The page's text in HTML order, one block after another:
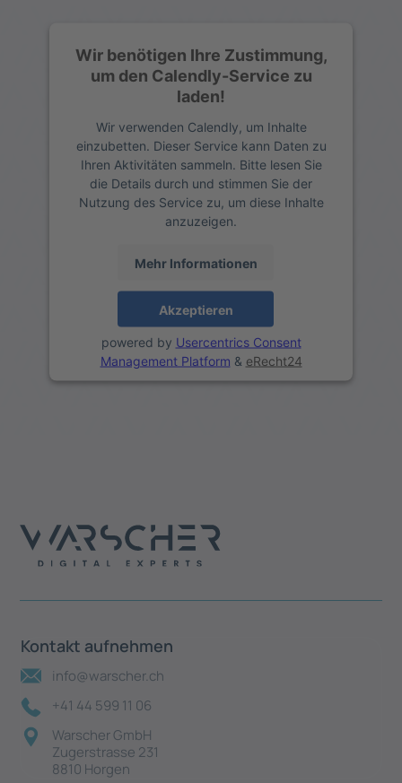
Wir benötigen Ihre Zustimmung,
um den Calendly-Service zu
laden!
Wir verwenden Calendly, um Inhalte
einzubetten. Dieser Service kann Daten zu
Ihren Aktivitäten sammeln. Bitte lesen Sie
die Details durch und stimmen Sie der
Nutzung des Service zu, um diese Inhalte
anzuzeigen.
Mehr Informationen
Akzeptieren
powered by Usercentrics Consent
Management Platform & eRecht24
Kontakt aufnehmen
info@warscher.ch
+41 44 599 11 06
Warscher GmbH
Zugerstrasse 231
8810 Horgen